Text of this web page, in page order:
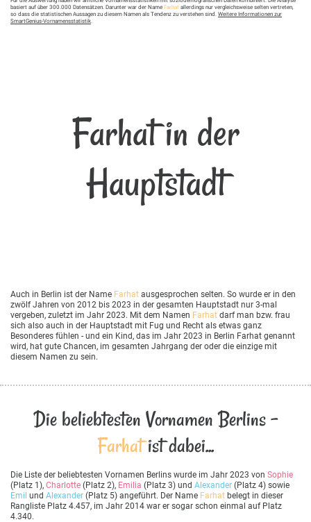
basiert auf über 300.000 Datensätzen. Darunter war der Name Farhat allerdings nur vergleichsweise selten vertreten,
so dass die statistischen Aussagen zu diesem Namen als Tendenz zu verstehen sind. Weitere Informationen zur
SmartGenius-Vornamensstatistik.
Farhat in der
Hauptstadt
Auch in Berlin ist der Name Farhat ausgesprochen selten. So wurde er in den
zwölf Jahren von 2012 bis 2023 in der gesamten Hauptstadt nur 3-mal
vergeben, zuletzt im Jahr 2023. Mit dem Namen Farhat darf man bzw. frau
sich also auch in der Hauptstadt mit Fug und Recht als etwas ganz
Besonderes fühlen - und ein Kind, das im Jahr 2023 in Berlin Farhat genannt
wird, hat gute Chancen, im gesamten Jahrgang der oder die einzige mit
diesem Namen zu sein.
Die beliebtesten Vornamen Berlins -
Farhatist dabei...
Die Liste der beliebtesten Vornamen Berlins wurde im Jahr 2023 von Sophie
(Platz 1), Charlotte (Platz 2), Emilia (Platz 3) und Alexander (Platz 4) sowie
Emil und Alexander (Platz 5) angeführt. Der Name Farhat belegt in dieser
Rangliste Platz 4.457, im Jahr 2014 war er sogar schon einmal auf Platz
4.340.